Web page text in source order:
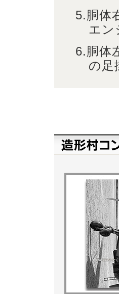
5.胴体
エン
6.胴体
の足